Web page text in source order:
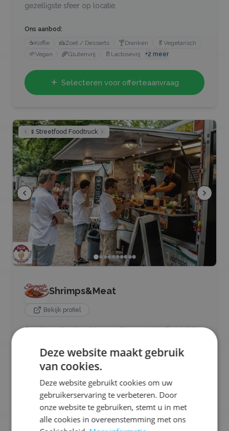
gezelligste sfeer op locatie.
Ons aanbod:
☕Koffie 🍰Zoet / Desserts 🍸Dranken 🥬 Vegetarisch
🌱Vegan 🌾Glutenvrij 🥛 Lactosevrij +2 meer
Selecteren voor offerteaanvraag
🍢 Streetfood Foodtruck
Shrimps&Meat
Bekijk profiel
Op eigenwijze bereiden mediterrane streetfood. Wij
huisgemaakte gerechten. Lekker eten met een lach.
Friet 🐟Vis 🧆Snacks 🍢Tapas 🍔Hamburgers
Street Food 🥩Vlees +10meer
Selecteren voor offerteaanvraag
Deze website maakt gebruik
van cookies.
Deze website gebruikt cookies om uw
gebruikerservaring te verbeteren. Door
onze website te gebruiken, stemt u in met
alle cookies in overeenstemming met ons